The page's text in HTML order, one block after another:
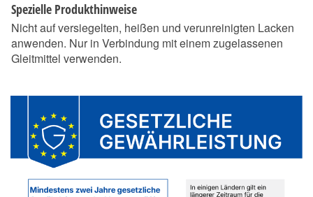
Spezielle Produkthinweise
Nicht auf versiegelten, heißen und verunreinigten Lacken
anwenden. Nur in Verbindung mit einem zugelassenen
Gleitmittel verwenden.